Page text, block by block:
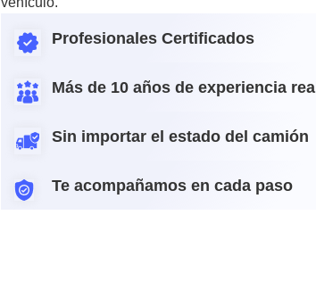
Profesionales Certificados
Más de 10 años de experiencia real
Sin importar el estado del camión
Te acompañamos en cada paso